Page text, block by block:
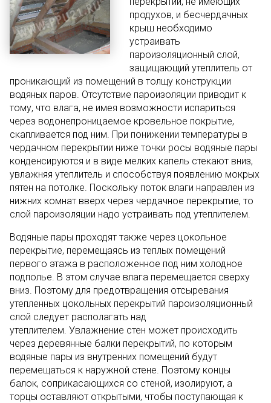
продухов, и бесчердачных
крыш необходимо
устраивать
пароизоляционный слой,
защищающий утеплитель от
проникающий из помещений в толщу конструкции
водяных паров. Отсутствие пароизоляции приводит к
тому, что влага, не имея возможности испариться
через водонепроницаемое кровельное покрытие,
скапливается под ним. При понижении температуры в
чердачном перекрытии ниже точки росы водяные пары
конденсируются и в виде мелких капель стекают вниз,
увлажняя утеплитель и способствуя появлению мокрых
пятен на потолке. Поскольку поток влаги направлен из
нижних комнат вверх через чердачное перекрытие, то
слой пароизоляции надо устраивать под утеплителем.
Водяные пары проходят также через цокольное
перекрытие, перемещаясь из теплых помещений
первого этажа в расположенное под ним холодное
подполье. В этом случае влага перемещается сверху
вниз. Поэтому для предотвращения отсыревания
утепленных цокольных перекрытий пароизоляционный
слой следует располагать над
утеплителем. Увлажнение стен может происходить
через деревянные балки перекрытий, по которым
водяные пары из внутренних помещений будут
перемещаться к наружной стене. Поэтому концы
балок, соприкасающихся со стеной, изолируют, а
торцы оставляют открытыми, чтобы поступающая к